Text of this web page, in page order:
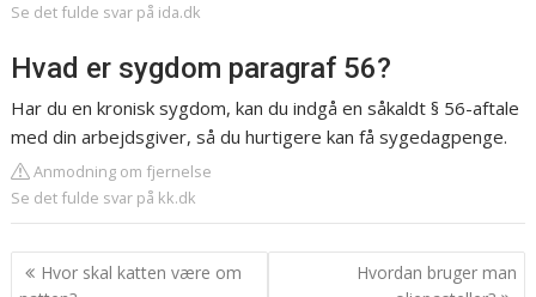
Se det fulde svar på ida.dk
Hvad er sygdom paragraf 56?
Har du en kronisk sygdom, kan du indgå en såkaldt § 56-aftale
med din arbejdsgiver, så du hurtigere kan få sygedagpenge.
Anmodning om fjernelse
Se det fulde svar på kk.dk
Indlægsnavigation
Hvor skal katten være om
Hvordan bruger man